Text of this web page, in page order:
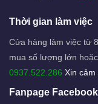
Thời gian làm việc
Cửa hàng làm việc từ
mua số lượng lớn
0937.522.286 Xin cảm
Fanpage Facebook